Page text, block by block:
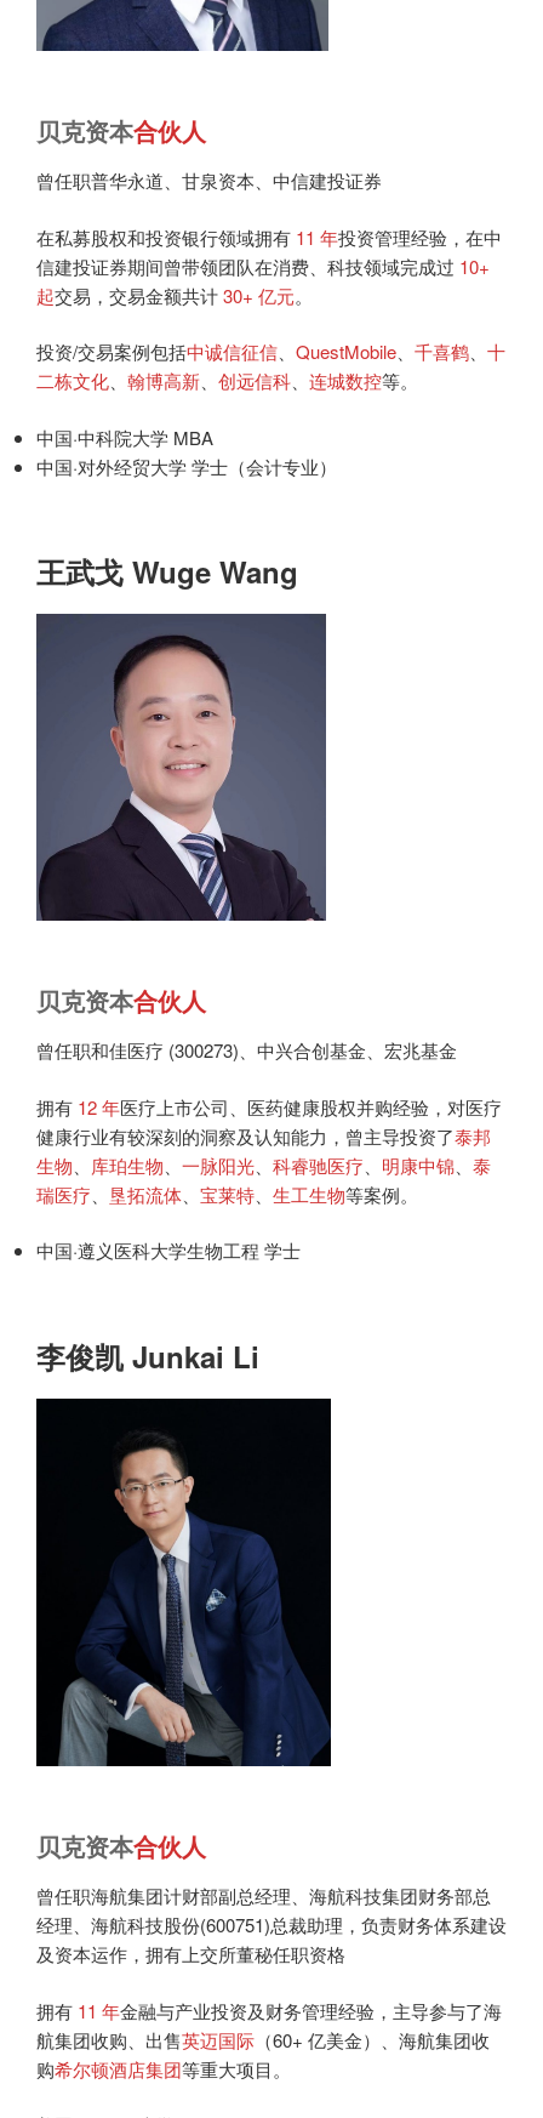
贝克资本合伙人
曾任职普华永道、甘泉资本、中信建投证券
在私募股权和投资银行领域拥有 11 年投资管理经验，在中
信建投证券期间曾带领团队在消费、科技领域完成过 10+
起交易，交易金额共计30+ 亿元。
投资/交易案例包括中诚信征信 QuestMobile 千喜鹤
十
二栋文化
翰博高新 创远信科 连城数控等。
中国·中科院大学 MBA
中国·对外经贸大学 学士（会计专业）
王武戈 Wuge Wang
贝克资本合伙人
曾任职和佳医疗 (300273)、中兴合创基金、宏兆基金
拥有 12 年医疗上市公司、医药健康股权并购经验，对医疗
健康行业有较深刻的洞察及认知能力，曾主导投资了泰邦
生物
库珀生物 一脉阳光 科睿驰医疗 明康中锦
泰
瑞医疗
垦拓流体 宝莱特 生工生物等案例。
中国·遵义医科大学生物工程 学士
李俊凯 Junkai Li
贝克资本合伙人
曾任职海航集团计财部副总经理、海航科技集团财务部总
经理、海航科技股份(600751)总裁助理，负责财务体系建设
及资本运作，拥有上交所董秘任职资格
拥有 11 年金融与产业投资及财务管理经验，主导参与了海
航集团收购、出售英迈国际 （60+ 亿美金）、海航集团收
购希尔顿酒店集团等重大项目。